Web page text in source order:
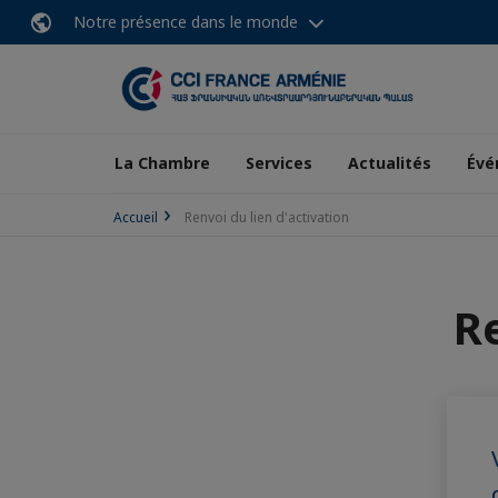
Notre présence dans le monde
La Chambre Services Actualités
Accueil Renvoi du lien d'activation